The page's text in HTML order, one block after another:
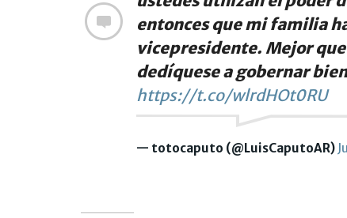
entonces que mi familia
vicepresidente. Mejor
dedíquese a gobernar
https://t.co/wlrdHOt0RU
— totocaputo (@LuisCaputoAR)